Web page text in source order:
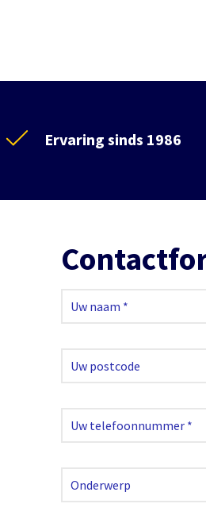
Ervaring sinds 1986